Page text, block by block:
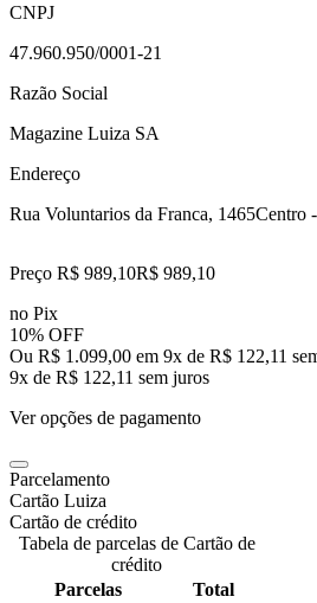
CNPJ
47.960.950/0001-21
Razão Social
Magazine Luiza SA
Endereço
Rua Voluntarios da Franca, 1465Centro
Preço R$ 989,10R$ 989,10
no Pix
10% OFF
Ou R$ 1.099,00 em 9x de R$ 122,11
9x de R$ 122,11 sem juros
Ver opções de pagamento
Parcelamento
Cartão Luiza
Cartão de crédito
Tabela de parcelas de Cartão de
crédito
Parcelas
Total